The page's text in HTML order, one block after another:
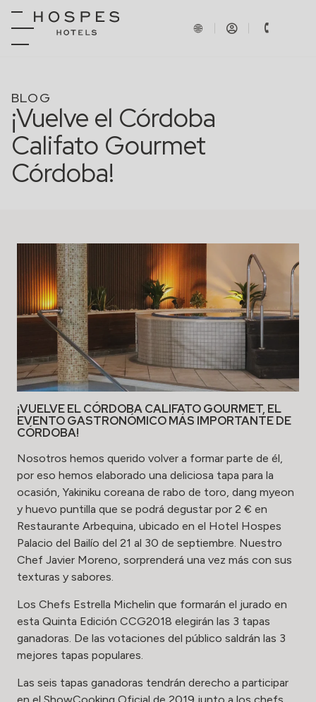
BLOG
¡Vuelve el Córdoba
Califato Gourmet
Córdoba!
¡VUELVE EL CÓRDOBA CALIFATO GOURMET, EL
EVENTO GASTRONÓMICO MÁS IMPORTANTE DE
CÓRDOBA!
Nosotros hemos querido volver a formar parte de él,
por eso hemos elaborado una deliciosa tapa para la
ocasión, Yakiniku coreana de rabo de toro, dang myeon
y huevo puntilla que se podrá degustar por 2 € en
Restaurante Arbequina, ubicado en el Hotel Hospes
Palacio del Bailío del 21 al 30 de septiembre. Nuestro
Chef Javier Moreno, sorprenderá una vez más con sus
texturas y sabores.
Los Chefs Estrella Michelin que formarán el jurado en
esta Quinta Edición CCG2018 elegirán las 3 tapas
ganadoras. De las votaciones del público saldrán las 3
mejores tapas populares.
Las seis tapas ganadoras tendrán derecho a participar